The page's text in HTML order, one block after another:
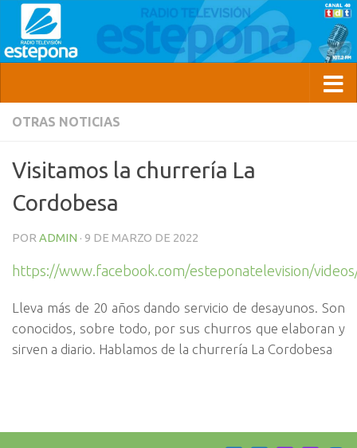
OTRAS NOTICIAS
Visitamos la churrería La
Cordobesa
POR ADMIN · 9 DE MARZO DE 2022
https://www.facebook.com/esteponatelevision/
Lleva más de 20 años dando servicio de desayunos. Son
conocidos, sobre todo, por sus churros que elaboran y
sirven a diario. Hablamos de la churrería La Cordobesa